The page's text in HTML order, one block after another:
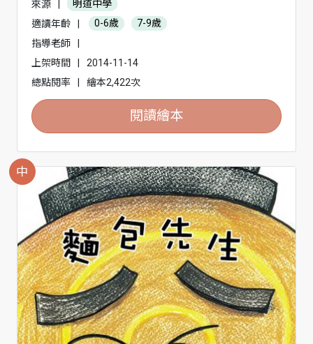
來源
明道中學
適讀年齡
| 0-6歲
7-9歲
指導老師
|
上架時間
|
2014-11-14
總點閱率
| 繪本2,422次
閱讀繪本
中